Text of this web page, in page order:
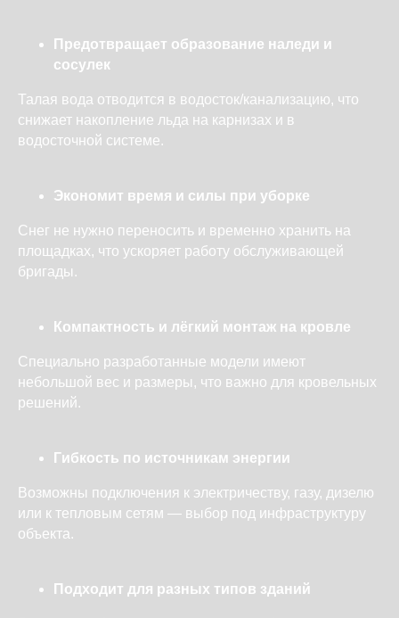
Предотвращает образование наледи и
сосулек
Талая вода отводится в водосток/канализацию, что
снижает накопление льда на карнизах и в
водосточной системе.
Экономит время и силы при уборке
Снег не нужно переносить и временно хранить на
площадках, что ускоряет работу обслуживающей
бригады.
Компактность и лёгкий монтаж на кровле
Специально разработанные модели имеют
небольшой вес и размеры, что важно для кровельных
решений.
Гибкость по источникам энергии
Возможны подключения к электричеству, газу, дизелю
или к тепловым сетям — выбор под инфраструктуру
объекта.
Подходит для разных типов зданий